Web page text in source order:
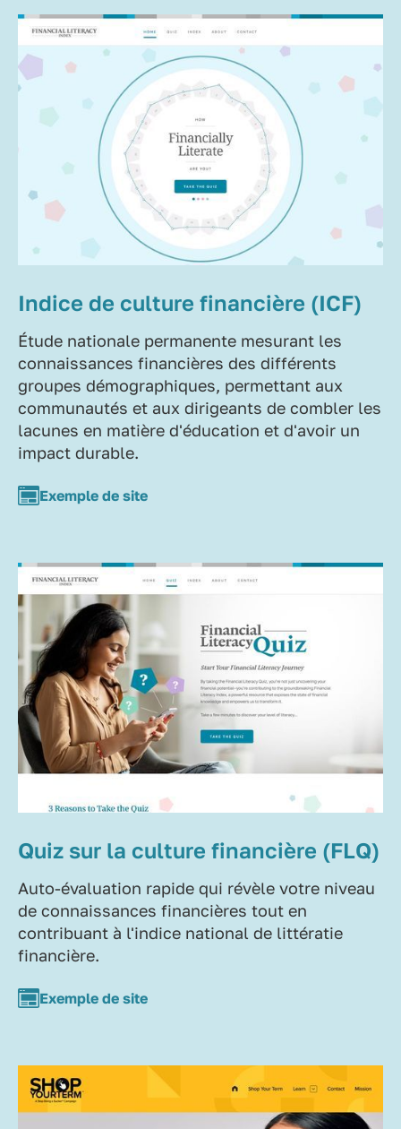
Indice de culture financière (ICF)
Étude nationale permanente mesurant les
connaissances financières des différents
groupes démographiques, permettant aux
communautés et aux dirigeants de combler les
lacunes en matière d'éducation et d'avoir un
impact durable.
Exemple de site
Quiz sur la culture financière (FLQ)
Auto-évaluation rapide qui révèle votre niveau
de connaissances financières tout en
contribuant à l'indice national de littératie
financière.
Exemple de site